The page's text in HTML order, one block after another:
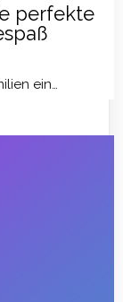
perfekte
ein…